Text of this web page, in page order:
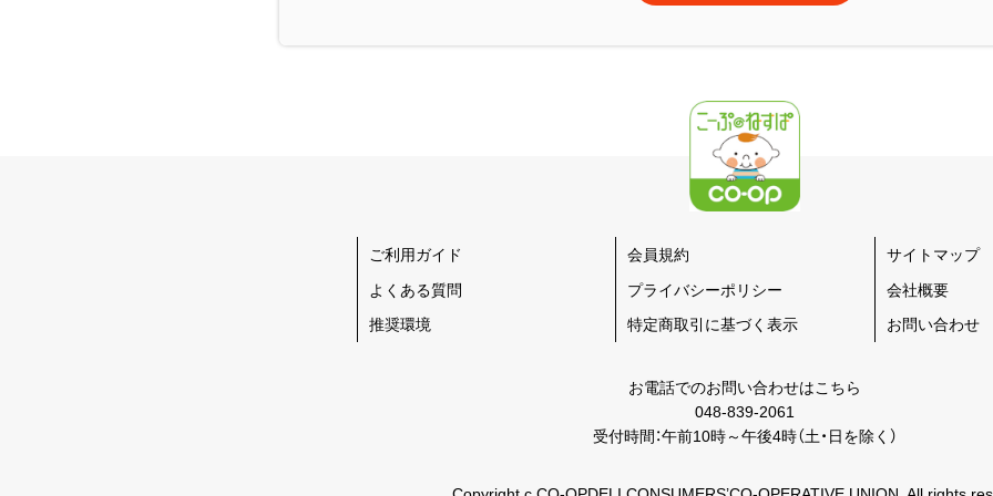
ご利用ガイド
よくある質問
推奨環境
会員規約
プライバシーポリシー
特定商取引に基づく表示
サイトマップ
会社概要
お問い合わせ
お電話でのお問い合わせはこちら
048-839-2061
受付時間：午前10時～午後4時（土・日を除く）